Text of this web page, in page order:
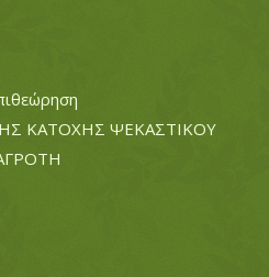
ΚΑΤΟΧΗΣ ΨΕΚΑΣΤΙΚΟΥ